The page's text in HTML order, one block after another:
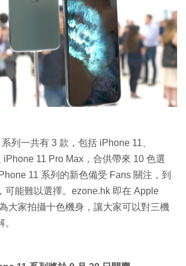
列一共有 3 款，包括 iPhone 11、
iPhone 11 Pro Max，合供帶來 10 色選
11 系列的新色備受 Fans 關注，到
可能難以選擇。ezone.hk 即在 Apple
大家拍攝十色機身，讓大家可以對三機